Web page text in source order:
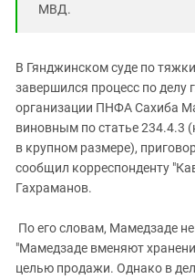
МВД.
В Гянджинском суде по
завершился процесс по
организации ПНФА Сахиба
виновным по статье 234.4.3
в крупном размере),
сообщил корреспонденту
Гахраманов.
По его словам, Мамедзаде
"Мамедзаде вменяют
целью продажи. Однако в